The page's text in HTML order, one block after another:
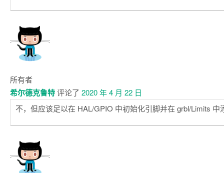
所有者
希尔德克鲁特评论了 2020 年 4 月 22 日
不，但应该足以在 HAL/GPIO 中初始化引脚并在 grbl/Limits 中